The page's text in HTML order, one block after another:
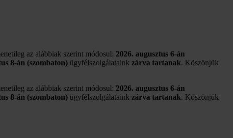
az alábbiak szerint módosul: 2026. augusztus 6-án
8-án (szombaton) ügyfélszolgálataink zárva tartanak. Köszönjük
az alábbiak szerint módosul: 2026. augusztus 6-án
8-án (szombaton) ügyfélszolgálataink zárva tartanak. Köszönjük